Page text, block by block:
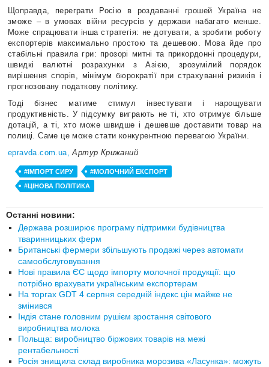
Щоправда, переграти Росію в роздаванні грошей Україна не
зможе – в умовах війни ресурсів у держави набагато менше.
Може спрацювати інша стратегія: не дотувати, а зробити роботу
експортерів максимально простою та дешевою. Мова йде про
стабільні правила гри: прозорі митні та прикордонні процедури,
швидкі валютні розрахунки з Азією, зрозумілий порядок
вирішення спорів, мінімум бюрократії при страхуванні ризиків і
прогнозовану податкову політику.
Тоді бізнес матиме стимул інвестувати і нарощувати
продуктивність. У підсумку виграють не ті, хто отримує більше
дотацій, а ті, хто може швидше і дешевше доставити товар на
полиці. Саме це може стати конкурентною перевагою України.
epravda.com.ua,Артур Крижаний
#ІМПОРТ СИРУ
#МОЛОЧНИЙ ЕКСПОРТ
#ЦІНОВА ПОЛІТИКА
Останні новини:
Держава розширює програму підтримки будівництва
тваринницьких ферм
Британські фермери збільшують продажі через автомати
самообслуговування
Нові правила ЄС щодо імпорту молочної продукції: що
потрібно врахувати українським експортерам
На торгах GDT 4 серпня середній індекс цін майже не
змінився
Індія стане головним рушієм зростання світового
виробництва молока
Польща: виробництво біржових товарів на межі
рентабельності
Росія знищила склад виробника морозива «Ласунка»: можуть